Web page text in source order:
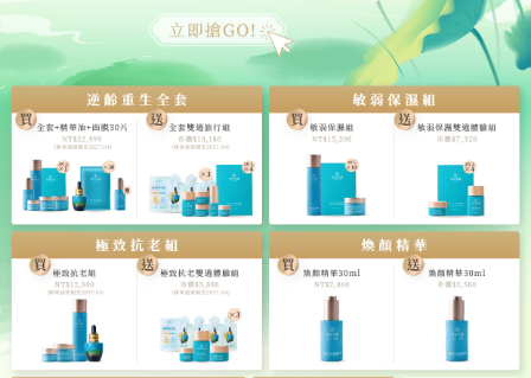
聯絡地址、Email
依中華民國稅法規定，獎項價值達NT$20,000元(含)以
上，依法需預繳10％機會中獎稅。外籍中獎人士不分金
額依法須繳交20%機會中獎稅及居留證影本（相關中獎
獎金扣繳悉依財政部之規定辦理）。經審核確認符合中
獎資格後，活動小組將寄發機會中獎稅額繳付說明予中
獎人，中獎人應於通知期限內付清稅金。中獎者若不願
意配合或逾期繳付稅金，則視為自動棄權，不具領獎資
格。